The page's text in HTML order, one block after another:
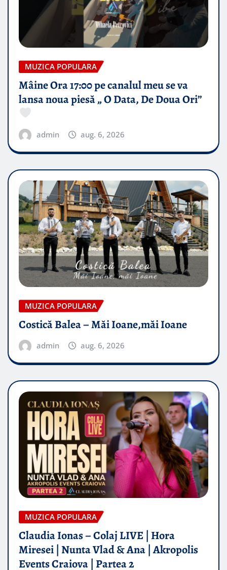
MUZICA POPULARA
Mâine Ora 17:00 pe canalul meu se va
lansa noua piesă „ O Data, De Doua Ori”
admin aug. 6, 2026
MUZICA POPULARA
Costică Balea – Măi Ioane,măi Ioane
admin aug. 6, 2026
MUZICA POPULARA
Claudia Ionas – Colaj LIVE | Hora
Miresei | Nunta Vlad & Ana | Akropolis
Events Craiova | Partea 2